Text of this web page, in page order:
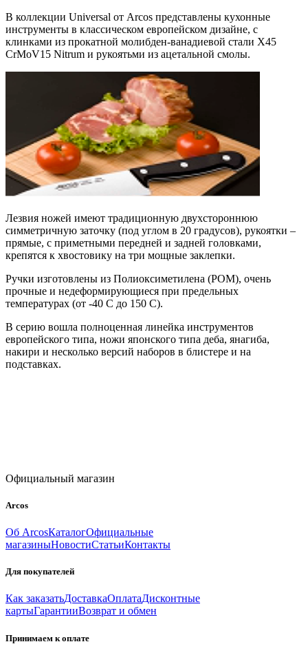
В коллекции Universal от Arcos представлены кухонные
инструменты в классическом европейском дизайне, с
клинками из прокатной молибден-ванадиевой стали X45
CrMoV15 Nitrum и рукоятьми из ацетальной смолы.
Лезвия ножей имеют традиционную двухстороннюю
симметричную заточку (под углом в 20 градусов), рукоятки –
прямые, с приметными передней и задней головками,
крепятся к хвостовику на три мощные заклепки.
Ручки изготовлены из Полиоксиметилена (POM), очень
прочные и недеформирующиеся при предельных
температурах (от -40 C до 150 C).
В серию вошла полноценная линейка инструментов
европейского типа, ножи японского типа деба, янагиба,
накири и несколько версий наборов в блистере и на
подставках.
Официальный магазин
Arcos
Об ArcosКаталогОфициальные
магазиныНовостиСтатьиКонтакты
Для покупателей
Как заказатьДоставкаОплатаДисконтные
картыГарантииВозврат и обмен
Принимаем к оплате